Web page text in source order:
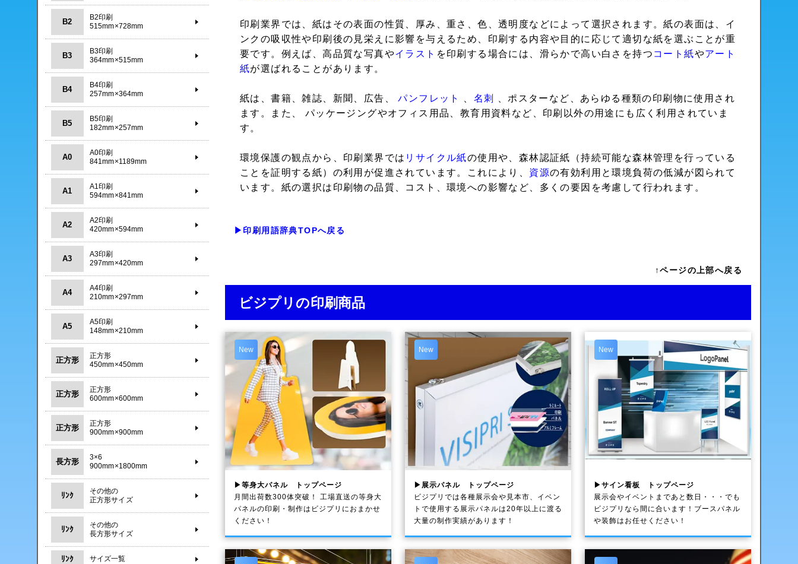
印刷業界では、紙はその表面の性質、厚み、重さ、色、透明度などによって選択されます。紙の表面は、イ
ンクの吸収性や印刷後の見栄えに影響を与えるため、印刷する内容や目的に応じて適切な紙を選ぶことが重
要です。例えば、高品質な写真やイラスト を印刷する場合には、滑らかで高い白さを持つ コート紙やアート
紙が選ばれることがあります。
紙は、書籍、雑誌、新聞、広告、パンフレット 名刺
、ポスターなど、あらゆる種類の印刷物に使用され
ます。また、 パッケージングやオフィス用品、教育用資料など、印刷以外の用途にも広く利用されていま
す。
環境保護の観点から、印刷業界では リサイクル紙の使用や、森林認証紙（持続可能な森林管理を行っている
ことを証明する紙）の利用が促進されています。これにより、 資源の有効利用と環境負荷の低減が図られて
います。紙の選択は印刷物の品質、コスト、環境への影響など、多くの要因を考慮して行われます。
▶印刷用語辞典TOPへ戻る
↑ページの上部へ戻る
ビジプリの印刷商品
New
▶等身大パネル トップページ
月間出荷数300体突破！ 工場直送の等身大
パネルの印刷・制作は ビジプリ におまかせ
ください！
New
▶展示パネル トップページ
ビジプリでは各種展示会や見本市、イベン
トで使用する展示パネルは20年以上に渡る
大量の制作実績があります！
New
▶サイン看板 トップページ
展示会やイベントまであと数日・・・でも
ビジプリなら間に合います！ブースパネル
や装飾はお任せください！
B2
B2印刷
515mm×728mm
B3
B3印刷
364mm×515mm
B4
B4印刷
257mm×364mm
B5
B5印刷
182mm×257mm
A0
A0印刷
841mm×1189mm
A1
A1印刷
594mm×841mm
A2
A2印刷
420mm×594mm
A3
A3印刷
297mm×420mm
A4
A4印刷
210mm×297mm
A5
A5印刷
148mm×210mm
正方形
正方形
450mm×450mm
正方形
正方形
600mm×600mm
正方形
正方形
900mm×900mm
長方形
3×6
900mm×1800mm
ﾘﾝｸ
その他の
正方形サイズ
ﾘﾝｸ
その他の
長方形サイズ
ﾘﾝｸ サイズ一覧